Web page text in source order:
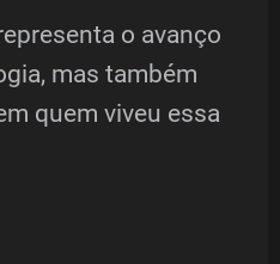
o avanço
mas também
quem viveu essa